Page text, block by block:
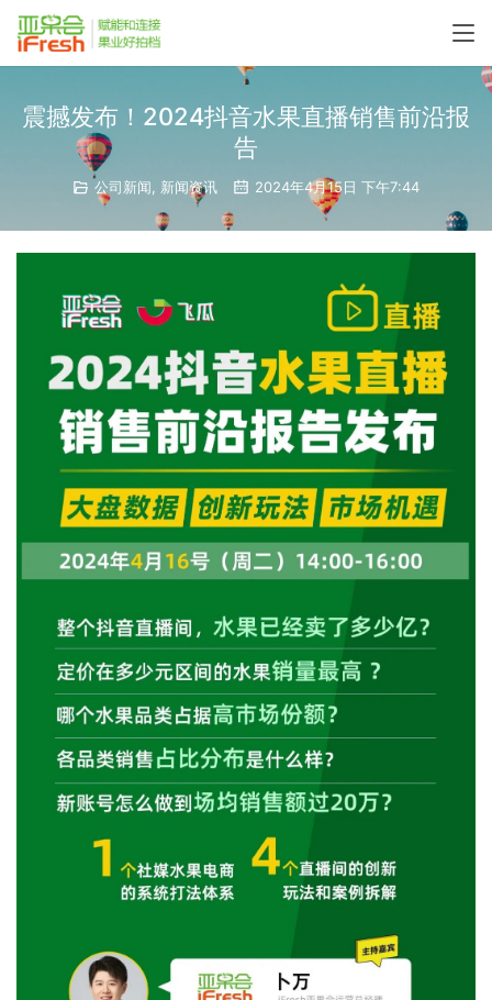
震撼发布！2024抖音水果直播销售前沿报
告
公司新闻 新闻资讯 2024年4月15日 下午7:44